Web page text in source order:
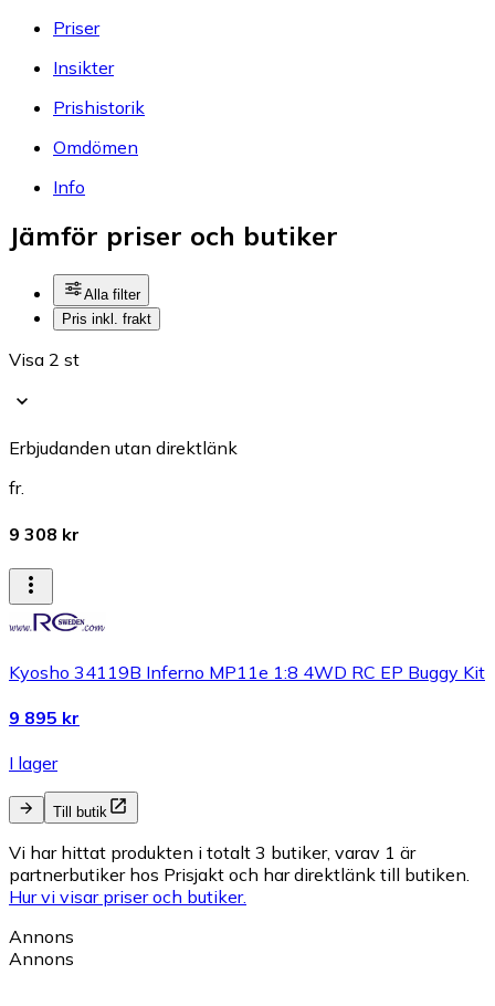
Priser
Insikter
Prishistorik
Omdömen
Info
Jämför priser och butiker
Alla filter
Pris inkl. frakt
Visa 2 st
Erbjudanden utan direktlänk
fr.
9 308 kr
Kyosho 34119B Inferno MP11e 1:8 4WD RC EP Buggy Kit
9 895 kr
I lager
Till butik
Vi har hittat produkten i totalt 3 butiker, varav 1 är
partnerbutiker hos Prisjakt och har direktlänk till butiken.
Hur vi visar priser och butiker.
Annons
Annons